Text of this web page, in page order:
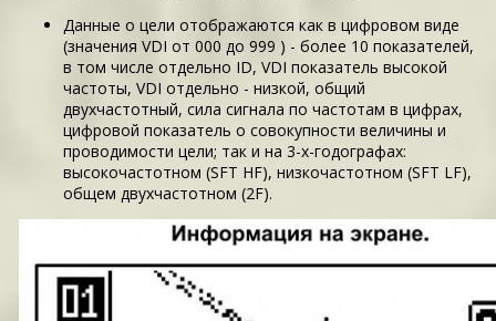
Данные о цели отображаются как в цифровом виде
(значения VDI от 000 до 999 ) - более 10 показателей,
в том числе отдельно ID, VDI показатель высокой
частоты, VDI отдельно - низкой, общий
двухчастотный, сила сигнала по частотам в цифрах,
цифровой показатель о совокупности величины и
проводимости цели; так и на 3-х-годографах:
высокочастотном (SFT HF), низкочастотном (SFT LF),
общем двухчастотном (2F).